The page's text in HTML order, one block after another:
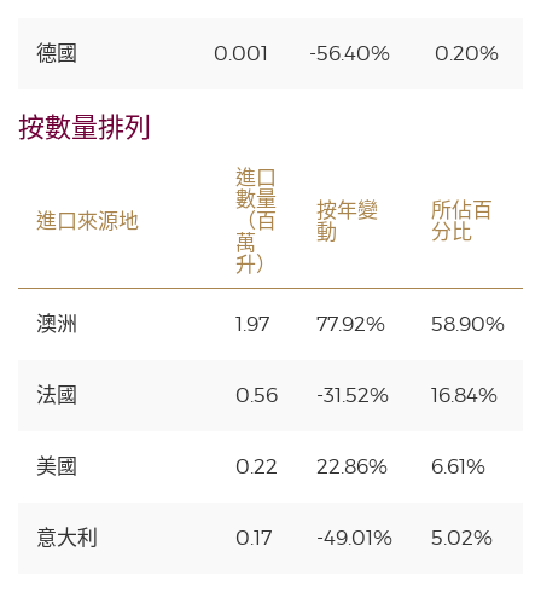
德國 0.001 -56.40% 0.20%
按數量排列
進口來源地
進口
數量
（百
萬
升）
按年變
動
所佔百
分比
澳洲 1.97 77.92% 58.90%
法國 0.56 -31.52% 16.84%
美國 0.22 22.86% 6.61%
意大利 0.17 -49.01% 5.02%